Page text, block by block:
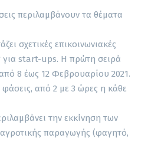
περιλαμβάνουν τα θέματα
σχετικές επικοινωνιακές
για start-ups. Η πρώτη σειρά
8 έως 12 Φεβρουαρίου 2021.
φάσεις, από 2 με 3 ώρες η κάθε
την εκκίνηση των
παραγωγής (φαγητό,